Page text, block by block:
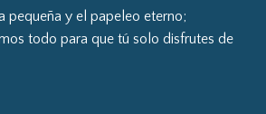
pequeña y el papeleo eterno;
todo para que tú solo disfrutes de